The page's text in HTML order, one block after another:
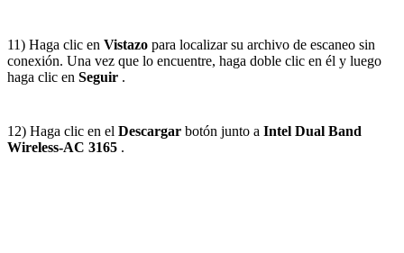
11) Haga clic en Vistazo para localizar su archivo de escaneo sin
conexión. Una vez que lo encuentre, haga doble clic en él y luego
haga clic en Seguir .
12) Haga clic en el Descargar botón junto a Intel Dual Band
Wireless-AC 3165 .